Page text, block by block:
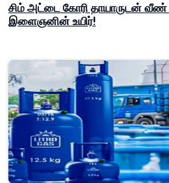
சிம் அட்டை கோரி தாயாருடன் வீண்
இளைஞனின் உயிர்!